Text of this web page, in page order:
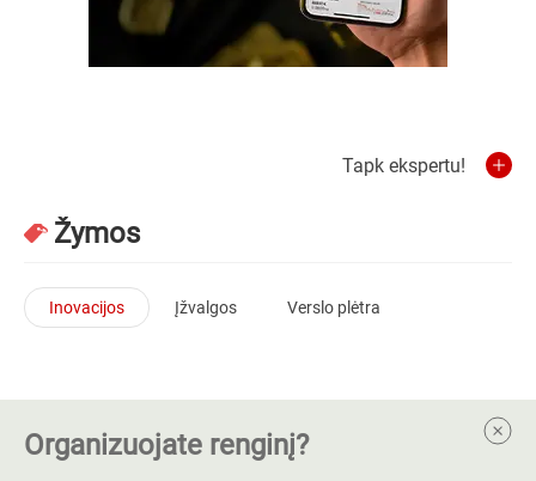
Tapk ekspertu!
Žymos
Inovacijos Įžvalgos Verslo plėtra
Organizuojate renginį?